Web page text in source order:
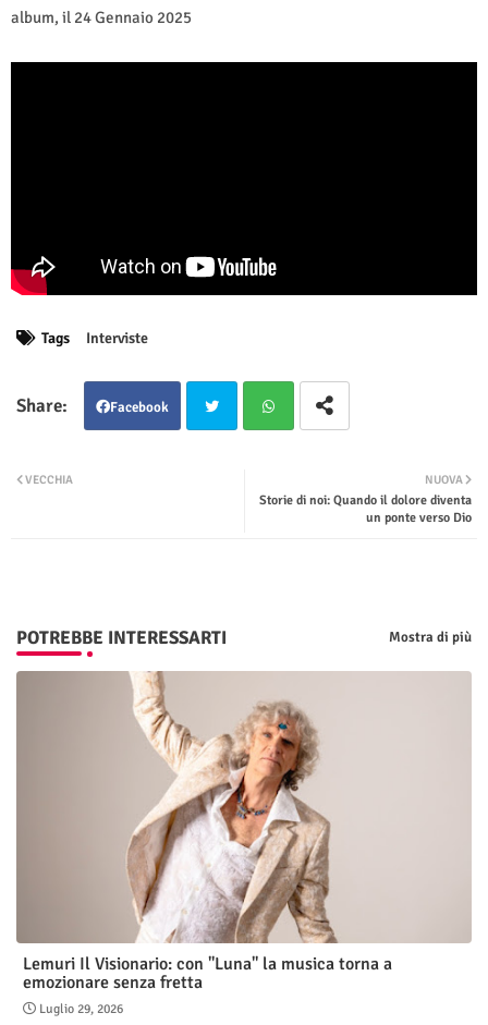
album, il 24 Gennaio 2025
Tags Interviste
Facebook
tsap
NUOVA
Storie di noi: Quando il dolore diventa
un ponte verso Dio
VECCHIA
POTREBBE INTERESSARTI Mostra di più
Lemuri Il Visionario: con "Luna" la musica torna a
emozionare senza fretta
Luglio 29, 2026